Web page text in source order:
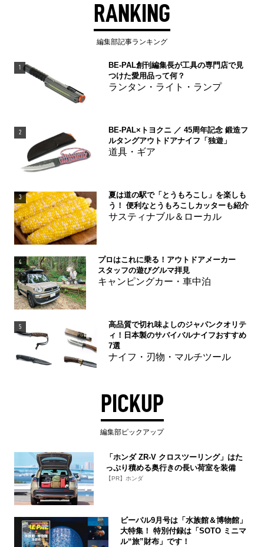
RANKING
編集部記事ランキング
1
BE-PAL創刊編集長が工具の専門店で見
つけた愛用品って何？
ランタン・ライト・ランプ
2
BE-PAL×トヨクニ ／ 45周年記念 鍛造フ
ルタングアウトドアナイフ「独遊」
道具・ギア
3
夏は道の駅で「とうもろこし」を楽しも
う！ 便利なとうもろこしカッターも紹介
サスティナブル＆ローカル
4
プロはこれに乗る！アウトドアメーカー
スタッフの遊びグルマ拝見
キャンピングカー・車中泊
5
高品質で切れ味よしのジャパンクオリテ
ィ！日本製のサバイバルナイフおすすめ
7選
ナイフ・刃物・マルチツール
PICKUP
編集部ピックアップ
「ホンダ ZR-V クロスツーリング」はた
っぷり積める奥行きの長い荷室を装備
【PR】ホンダ
ビーパル9月号は「水族館＆博物館」
大特集！ 特別付録は「SOTO ミニマ
ル“旅”財布」です！